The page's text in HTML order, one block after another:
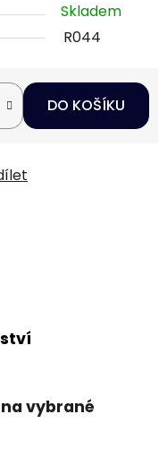
Skladem
R044
DO KOŠÍKU
vybrané